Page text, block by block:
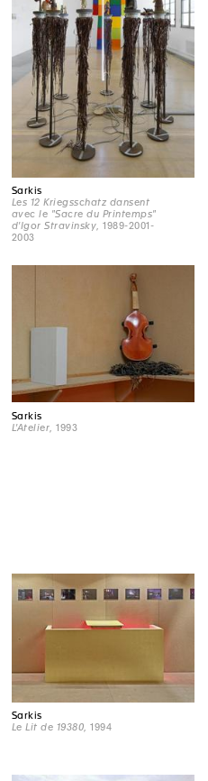
Sarkis
Les 12 Kriegsschatz dansent
avec le "Sacre du Printemps"
d'Igor Stravinsky , 1989-2001-
2003
Sarkis
L'Atelier , 1993
Sarkis
Le Lit de 19380, 1994